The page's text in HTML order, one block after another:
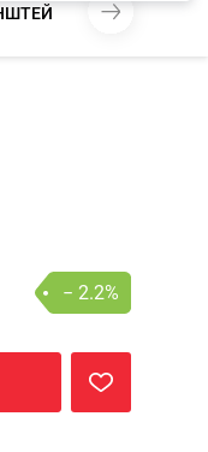
ДЛЯ
− 2.2%